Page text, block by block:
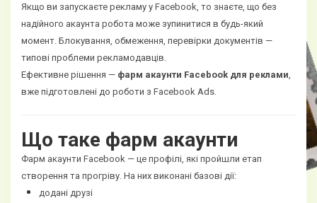
Якщо ви запускаєте рекламу у Facebook, то знаєте, що без
надійного акаунта робота може зупинитися в будь-який
момент. Блокування, обмеження, перевірки документів —
типові проблеми рекламодавців.
Ефективне рішення — фарм акаунти Facebook для реклами
вже підготовлені до роботи з Facebook Ads.
Що таке фарм акаунти
Фарм акаунти Facebook — це профілі, які пройшли етап
створення та прогріву. На них виконані базові дії:
додані друзі